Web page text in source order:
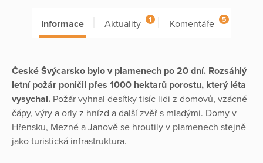
Informace Aktuality 1 Komentáře 5
České Švýcarsko bylo v plamenech po 20 dní. Rozsáhlý
letní požár poničil přes 1000 hektarů porostu, který léta
vysychal. Požár vyhnal desítky tisíc lidi z domovů, vzácné
čápy, výry a orly z hnízd a další zvěř s mladými. Domy v
Hřensku, Mezné a Janově se hroutily v plamenech stejně
jako turistická infrastruktura.